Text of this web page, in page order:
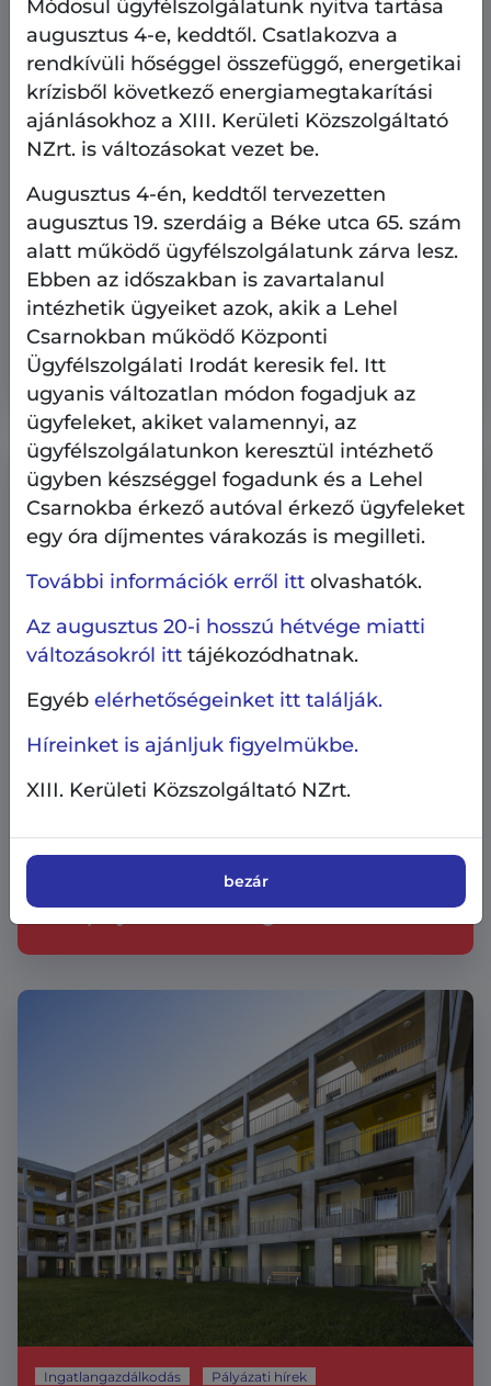
Ingatlangazdálkodás
Bérbe vehető üzlethelyiségek - 2026.
augusztus 7.
2026.08.7.
Megtekinthetők a nyári
lakáspályázatokon meghirdetett lakások
Ingatlangazdálkodás Pályázati hírek
Módosul ügyfélszolgálatunk nyitva tartása
augusztus 4-e, keddtől. Csatlakozva a
rendkívüli hőséggel összefüggő, energetikai
krízisből következő energiamegtakarítási
ajánlásokhoz a XIII. Kerületi Közszolgáltató
NZrt. is változásokat vezet be.
Augusztus 4-én, keddtől tervezetten
augusztus 19. szerdáig a Béke utca 65. szám
alatt működő ügyfélszolgálatunk zárva lesz.
Ebben az időszakban is zavartalanul
intézhetik ügyeiket azok, akik a Lehel
Csarnokban működő Központi
Ügyfélszolgálati Irodát keresik fel. Itt
ugyanis változatlan módon fogadjuk az
ügyfeleket, akiket valamennyi, az
ügyfélszolgálatunkon keresztül intézhető
ügyben készséggel fogadunk és a Lehel
Csarnokba érkező autóval érkező ügyfeleket
egy óra díjmentes várakozás is megilleti.
További információk erről ittolvashatók.
Az augusztus 20-i hosszú hétvége miatti
változásokról itttájékozódhatnak.
Egyéb elérhetőségeinket itt találják.
Híreinket is ajánljuk figyelmükbe.
XIII. Kerületi Közszolgáltató NZrt.
bezár